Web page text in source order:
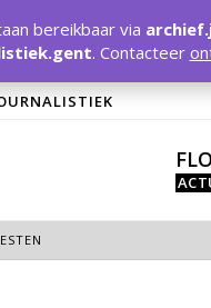
bereikbaar via
. Contacteer